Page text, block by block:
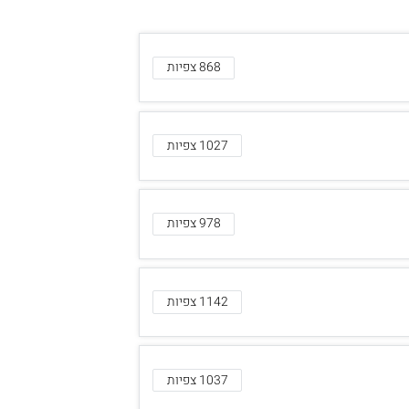
868 צפיות
1027 צפיות
978 צפיות
1142 צפיות
1037 צפיות